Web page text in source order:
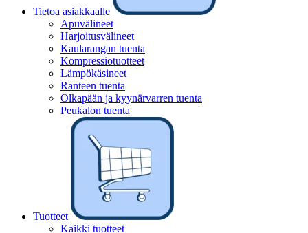
Tietoa asiakkaalle
Apuvälineet
Harjoitusvälineet
Kaularangan tuenta
Kompressiotuotteet
Lämpökäsineet
Ranteen tuenta
Olkapään ja kyynärvarren tuenta
Peukalon tuenta
Tuotteet
Kaikki tuotteet